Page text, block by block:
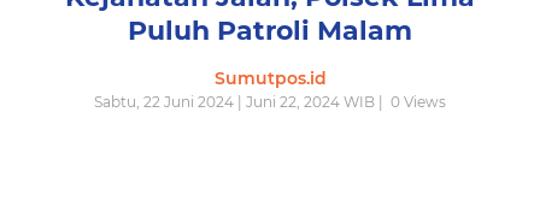
Puluh Patroli Malam
Sumutpos.id
Sabtu, 22 Juni 2024 | Juni 22, 2024 WIB | 0 Views